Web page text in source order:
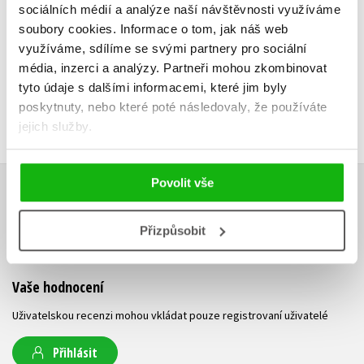
sociálních médií a analýze naší návštěvnosti využíváme
soubory cookies. Informace o tom, jak náš web
využíváme, sdílíme se svými partnery pro sociální
média, inzerci a analýzy. Partneři mohou zkombinovat
tyto údaje s dalšími informacemi, které jim byly
poskytnuty, nebo které poté následovaly, že používáte
jejich služby.
Povolit vše
Přizpůsobit
229 Kč
183 Kč 183 Kč
HODNOCENÍ ČTENÁŘŮ
V současné době nejsou vytvořena žádná uživatelská hodnocení.
Vaše hodnocení
Uživatelskou recenzi mohou vkládat pouze registrovaní uživatelé
Přihlásit